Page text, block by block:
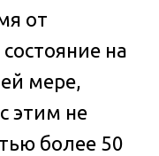
от
на
мере,
этим не
более 50